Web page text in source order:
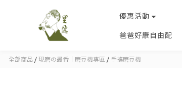
優惠活動
爸爸好康自由配
全部商品 / 現磨の最香｜磨豆機專區 / 手搖磨豆機